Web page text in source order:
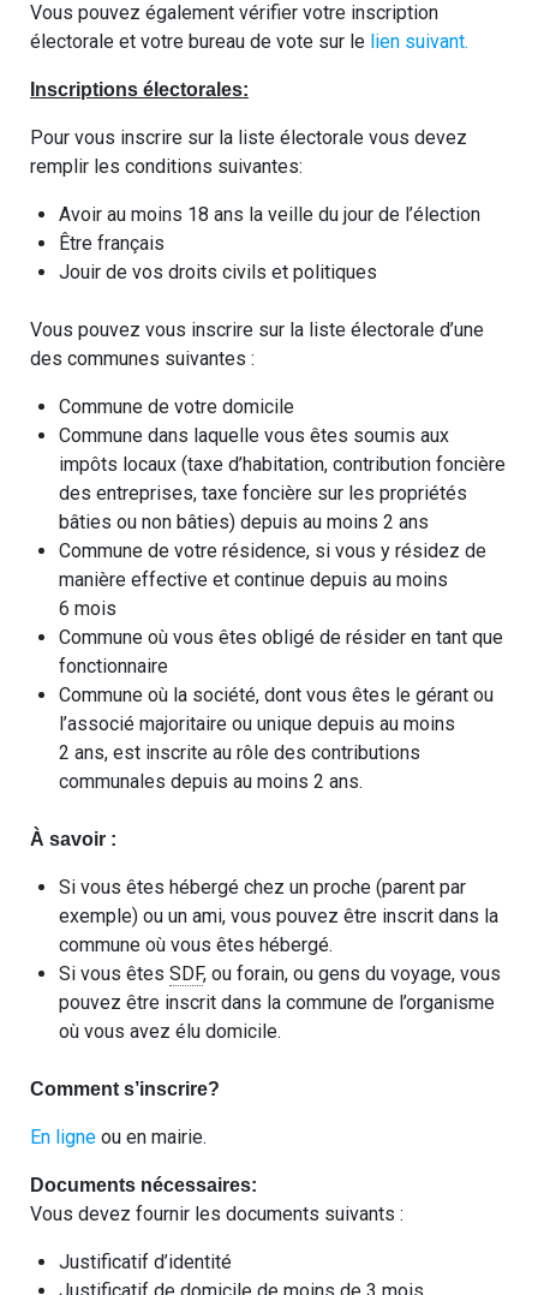
Vous pouvez également vérifier votre inscription
électorale et votre bureau de vote sur le lien suivant.
Inscriptions électorales:
Pour vous inscrire sur la liste électorale vous devez
remplir les conditions suivantes:
Avoir au moins 18 ans la veille du jour de l’élection
Être français
Jouir de vos droits civils et politiques
Vous pouvez vous inscrire sur la liste électorale d’une
des communes suivantes :
Commune de votre domicile
Commune dans laquelle vous êtes soumis aux
impôts locaux (taxe d’habitation, contribution foncière
des entreprises, taxe foncière sur les propriétés
bâties ou non bâties) depuis au moins 2 ans
Commune de votre résidence, si vous y résidez de
manière effective et continue depuis au moins
6 mois
Commune où vous êtes obligé de résider en tant que
fonctionnaire
Commune où la société, dont vous êtes le gérant ou
l’associé majoritaire ou unique depuis au moins
2 ans, est inscrite au rôle des contributions
communales depuis au moins 2 ans.
À savoir :
Si vous êtes hébergé chez un proche (parent par
exemple) ou un ami, vous pouvez être inscrit dans la
commune où vous êtes hébergé.
Si vous êtes SDF, ou forain, ou gens du voyage, vous
pouvez être inscrit dans la commune de l’organisme
où vous avez élu domicile.
Comment s’inscrire?
En ligne ou en mairie.
Documents nécessaires:
Vous devez fournir les documents suivants :
Justificatif d’identité